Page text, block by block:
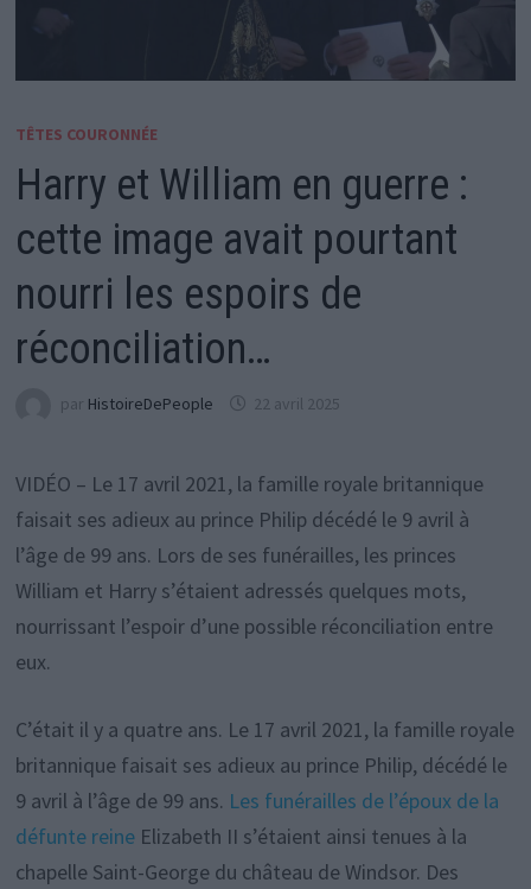
TÊTES COURONNÉE
Harry et William en guerre :
cette image avait pourtant
nourri les espoirs de
réconciliation…
par HistoireDePeople 22 avril 2025
VIDÉO – Le 17 avril 2021, la famille royale britannique
faisait ses adieux au prince Philip décédé le 9 avril à
l’âge de 99 ans. Lors de ses funérailles, les princes
William et Harry s’étaient adressés quelques mots,
nourrissant l’espoir d’une possible réconciliation entre
eux.
C’était il y a quatre ans. Le 17 avril 2021, la famille royale
britannique faisait ses adieux au prince Philip, décédé le
9 avril à l’âge de 99 ans. Les funérailles de l’époux de la
défunte reineElizabeth II s’étaient ainsi tenues à la
chapelle Saint-George du château de Windsor. Des